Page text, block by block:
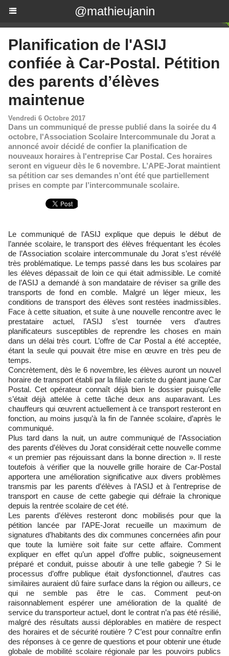
@mathieujanin
Planification de l'ASIJ
confiée à Car-Postal. Pétition
des parents d’élèves
maintenue
Vendredi 6 Octobre 2017
Dans un communiqué de presse publié dans la soirée du 4
octobre, l'Association Scolaire Intercommunale du Jorat a
annoncé avoir décidé de confier la planification de
nouveaux horaires à l'entreprise Car Postal. Ces horaires
seront en vigueur dès le 6 novembre. L’APE-Jorat maintient
sa pétition car ses demandes n’ont été que partiellement
prises en compte par l’intercommunale scolaire.
Le communiqué de l’ASIJ explique que depuis le début de
l’année scolaire, le transport des élèves fréquentant les écoles
de l’Association scolaire intercommunale du Jorat s’est révélé
très problématique. Le temps passé dans les bus scolaires par
les élèves dépassait de loin ce qui était admissible. Le comité
de l’ASIJ a demandé à son mandataire de réviser sa grille des
transports de fond en comble. Malgré un léger mieux, les
conditions de transport des élèves sont restées inadmissibles.
Face à cette situation, et suite à une nouvelle rencontre avec le
prestataire actuel, l’ASIJ s’est tournée vers d’autres
planificateurs susceptibles de reprendre les choses en main
dans un délai très court. L’offre de Car Postal a été acceptée,
étant la seule qui pouvait être mise en œuvre en très peu de
temps.
Concrètement, dès le 6 novembre, les élèves auront un nouvel
horaire de transport établi par la filiale cariste du géant jaune Car
Postal. Cet opérateur connaît déjà bien le dossier puisqu’elle
s’était déjà attelée à cette tâche deux ans auparavant. Les
chauffeurs qui œuvrent actuellement à ce transport resteront en
fonction, au moins jusqu’à la fin de l’année scolaire, d’après le
communiqué.
Plus tard dans la nuit, un autre communiqué de l’Association
des parents d’élèves du Jorat considérait cette nouvelle comme
« un premier pas réjouissant dans la bonne direction ». Il reste
toutefois à vérifier que la nouvelle grille horaire de Car-Postal
apportera une amélioration significative aux divers problèmes
transmis par les parents d’élèves à l’ASIJ et à l’entreprise de
transport en cause de cette gabegie qui défraie la chronique
depuis la rentrée scolaire de cet été.
Les parents d’élèves resteront donc mobilisés pour que la
pétition lancée par l’APE-Jorat recueille un maximum de
signatures d’habitants des dix communes concernées afin pour
que toute la lumière soit faite sur cette affaire. Comment
expliquer en effet qu’un appel d’offre public, soigneusement
préparé et conduit, puisse aboutir à une telle gabegie ? Si le
processus d’offre publique était dysfonctionnel, d’autres cas
similaires auraient dû faire surface dans la région ou ailleurs, ce
qui ne semble pas être le cas. Comment peut-on
raisonnablement espérer une amélioration de la qualité de
service du transporteur actuel, dont le contrat n’a pas été résilié,
malgré des résultats aussi déplorables en matière de respect
des horaires et de sécurité routière ? C’est pour connaître enfin
des réponses à ce genre de questions et pour obtenir une étude
globale de mobilité scolaire régionale par les pouvoirs publics